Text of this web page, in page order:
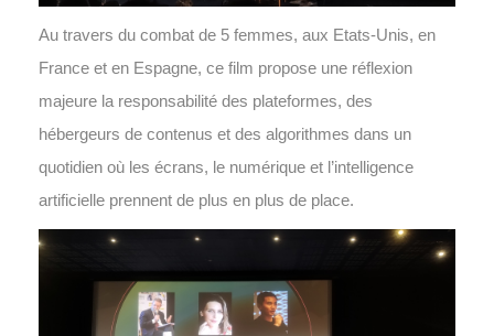
Au travers du combat de 5 femmes, aux Etats-Unis, en
France et en Espagne, ce film propose une réflexion
majeure la responsabilité des plateformes, des
hébergeurs de contenus et des algorithmes dans un
quotidien où les écrans, le numérique et l’intelligence
artificielle prennent de plus en plus de place.